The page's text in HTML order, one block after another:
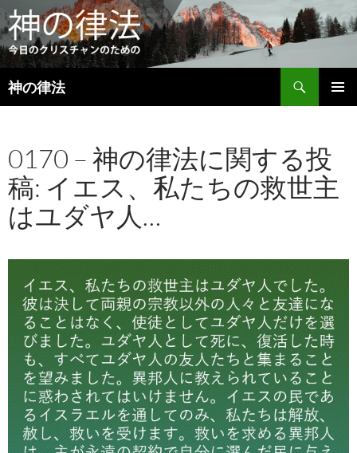
神の律法
検
索
ン
ツ
へ
ス
キ
ッ
0170 – 神の律法に関する投
稿: イエス、私たちの救世主
はユダヤ人…